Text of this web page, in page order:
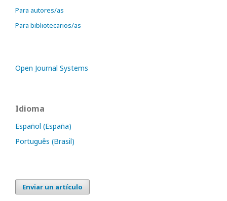
Para autores/as
Para bibliotecarios/as
Open Journal Systems
Idioma
Español (España)
Português (Brasil)
Enviar un artículo